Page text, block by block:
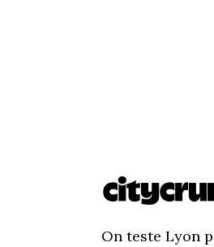
On teste Lyon